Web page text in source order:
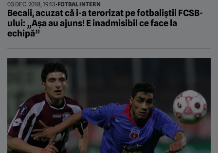
03 DEC. 2018, 19:13•FOTBAL INTERN
Becali, acuzat că i-a terorizat pe fotbaliștii FCSB-
ului: „Așa au ajuns! E inadmisibil ce face la
echipă”